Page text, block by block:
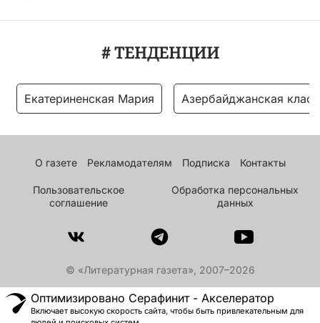
# ТЕНДЕНЦИИ
Екатериненская Мария Азербайджанская
О газете Рекламодателям Подписка Контакты
Пользовательское
соглашение
Обработка персональных
данных
© «Литературная газета», 2007–2026
Оптимизировано Серафинит - Акселератор
Включает высокую скорость сайта, чтобы быть привлекательным для